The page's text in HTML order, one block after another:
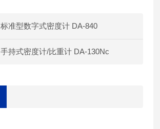
标准型数字式密度计 DA-840
手持式密度计/比重计 DA-130Nc